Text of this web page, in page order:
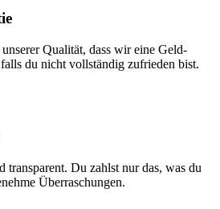
Qualität, dass wir eine Geld-
du nicht vollständig zufrieden bist.
transparent. Du zahlst nur das, was du
Überraschungen.